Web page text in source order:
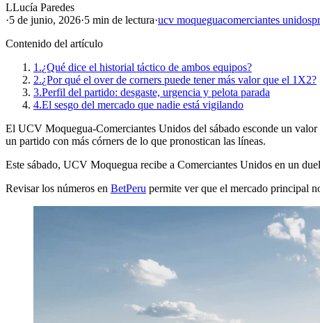
LLucía Paredes
·5 de junio, 2026·5 min de lectura·ucv moqueguacomerciantes unidos
Contenido del artículo
1.¿Qué dice el historial táctico de ambos equipos?
2.¿Por qué el over de corners puede tener más valor que el 1X2?
3.Perfil del partido: desgaste, urgencia y pelota parada
4.El sesgo del mercado que nadie está vigilando
El UCV Moquegua-Comerciantes Unidos del sábado esconde un
un partido con más córners de lo que pronostican las líneas.
Este sábado, UCV Moquegua recibe a Comerciantes Unidos en un
Revisar los números en BetPeru permite ver que el mercado principal